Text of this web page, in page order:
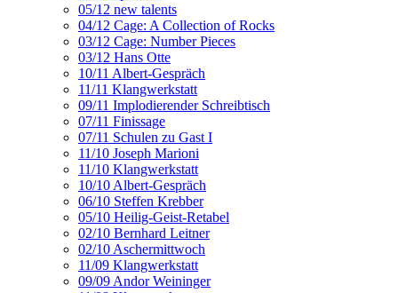
05/12 new talents
04/12 Cage: A Collection of Rocks
03/12 Cage: Number Pieces
03/12 Hans Otte
10/11 Albert-Gespräch
11/11 Klangwerkstatt
09/11 Implodierender Schreibtisch
07/11 Finissage
07/11 Schulen zu Gast I
11/10 Joseph Marioni
11/10 Klangwerkstatt
10/10 Albert-Gespräch
06/10 Steffen Krebber
05/10 Heilig-Geist-Retabel
02/10 Bernhard Leitner
02/10 Aschermittwoch
11/09 Klangwerkstatt
09/09 Andor Weininger